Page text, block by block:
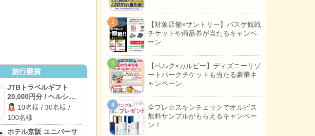
旅行懸賞
JTBトラベルギフト
20,000円分 / ヘルシア
うまみ緑茶 1ケース / え
らべるPay 1,000円分
10名様 / 30名様 /
100名様
ホテル京阪 ユニバーサ
【対象店舗×サントリー】バスケ観戦
チケットや商品券が当たるキャンペ
ーン
【ベルク×カルビー】ディズニーリゾ
ートパークチケットも当たる豪華キ
ャンペーン
全プレ☆スキンチェックでオルビス
無料サンプルがもらえるキャンペー
ン！